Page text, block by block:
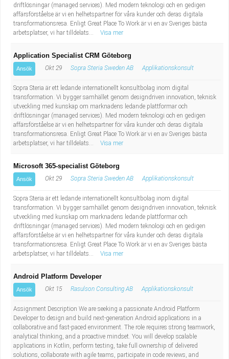
driftlösningar (managed services). Med modern teknologi och en gedigen
affärsförståelse är vi en helhetspartner för våra kunder och deras digitala
transformationsresa. Enligt Great Place To Work är vi en av Sveriges bästa
arbetsplatser, vi har tilldelats...
Visa mer
Application Specialist CRM Göteborg
Ansök Okt 29 Sopra Steria Sweden AB Applikationskonsult
Sopra Steria är ett ledande internationellt konsultbolag inom digital
transformation. Vi bygger samhället genom designdriven innovation, teknisk
utveckling med kunskap om marknadens ledande plattformar och
driftlösningar (managed services). Med modern teknologi och en gedigen
affärsförståelse är vi en helhetspartner för våra kunder och deras digitala
transformationsresa. Enligt Great Place To Work är vi en av Sveriges bästa
arbetsplatser, vi har tilldelats...
Visa mer
Microsoft 365-specialist Göteborg
Ansök Okt 29 Sopra Steria Sweden AB Applikationskonsult
Sopra Steria är ett ledande internationellt konsultbolag inom digital
transformation. Vi bygger samhället genom designdriven innovation, teknisk
utveckling med kunskap om marknadens ledande plattformar och
driftlösningar (managed services). Med modern teknologi och en gedigen
affärsförståelse är vi en helhetspartner för våra kunder och deras digitala
transformationsresa. Enligt Great Place To Work är vi en av Sveriges bästa
arbetsplatser, vi har tilldelats...
Visa mer
Android Platform Developer
Ansök Okt 15 Rasulson Consulting AB Applikationskonsult
Assignment Description We are seeking a passionate Android Platform
Developer to design and build next-generation Android applications in a
collaborative and fast-paced environment. The role requires strong teamwork,
analytical thinking, and a proactive mindset. You will develop scalable
applications in Kotlin, perform testing, take full ownership of delivered
solutions, collaborate with agile teams, participate in code reviews, and